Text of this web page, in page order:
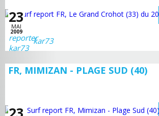
23
MAI
2009
kar73
FR, MIMIZAN - PLAGE SUD (40)